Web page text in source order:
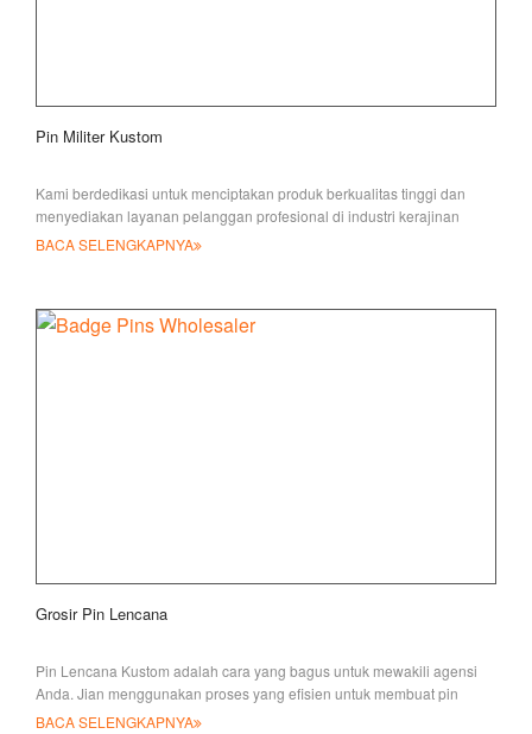
Pin Militer Kustom
Kami berdedikasi untuk menciptakan produk berkualitas tinggi dan
menyediakan layanan pelanggan profesional di industri kerajinan
logam
BACA SELENGKAPNYA
Grosir Pin Lencana
Pin Lencana Kustom adalah cara yang bagus untuk mewakili agensi
Anda. Jian menggunakan proses yang efisien untuk membuat pin
lencana kerah yang det
BACA SELENGKAPNYA